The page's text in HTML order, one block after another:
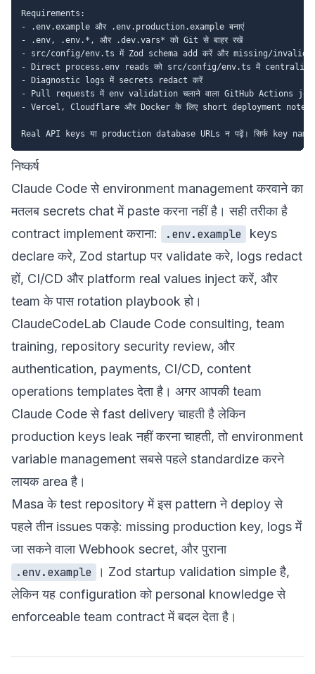
Requirements:
- .env.example और .env.production.example बनाएं
- .env, .env.*, और .dev.vars* को Git से बाहर रखें
- src/config/env.ts में Zod schema add करें और missing/
- Direct process.env reads को src/config/env.ts में
- Diagnostic logs में secrets redact करें
- Pull requests में env validation चलाने वाला GitHub Actions job
- Vercel, Cloudflare और Docker के लिए short deployment notes
निष्कर्ष
Claude Code से environment management करवाने का
मतलब secrets chat में paste करना नहीं है। सही तरीका है
contract implement कराना:
.env.example
keys
declare करे, Zod startup पर validate करे, logs redact
हों, CI/CD और platform real values inject करें, और
team के पास rotation playbook हो।
ClaudeCodeLab Claude Code consulting, team
training, repository security review, और
authentication, payments, CI/CD, content
operations templates देता है। अगर आपकी team
Claude Code से fast delivery चाहती है लेकिन
production keys leak नहीं करना चाहती, तो environment
variable management सबसे पहले standardize करने
लायक area है।
Masa के test repository में इस pattern ने deploy से
पहले तीन issues पकड़े: missing production key, logs में
जा सकने वाला Webhook secret, और पुराना
.env.example
। Zod startup validation simple है,
लेकिन यह configuration को personal knowledge से
enforceable team contract में बदल देता है।